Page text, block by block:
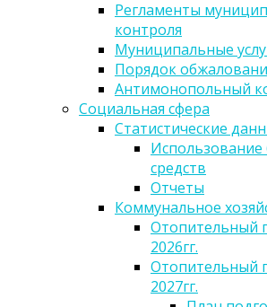
Регламенты
контроля
Муниципальные
Порядок
Антимонопольный
Социальная сфера
Статистические
средств
Отчеты
Коммунальное
Отопительный
2026гг.
Отопительный
2027гг.